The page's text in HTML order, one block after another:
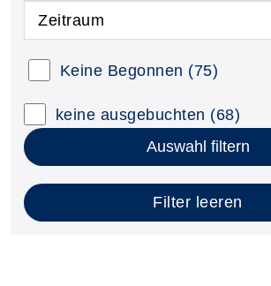
Zeitraum
Keine Begonnen (75)
keine ausgebuchten (68)
Auswahl filtern
Filter leeren